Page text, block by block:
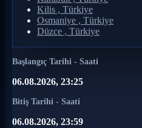
Kilis , Türkiye
Osmaniye , Türkiye
Düzce , Türkiye
Başlangıç Tarihi - Saati
06.08.2026, 23:25
Bitiş Tarihi - Saati
06.08.2026, 23:59